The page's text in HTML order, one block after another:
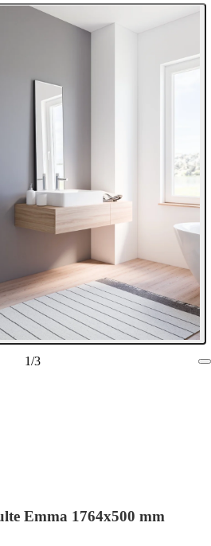
1/3
Emma 1764x500 mm